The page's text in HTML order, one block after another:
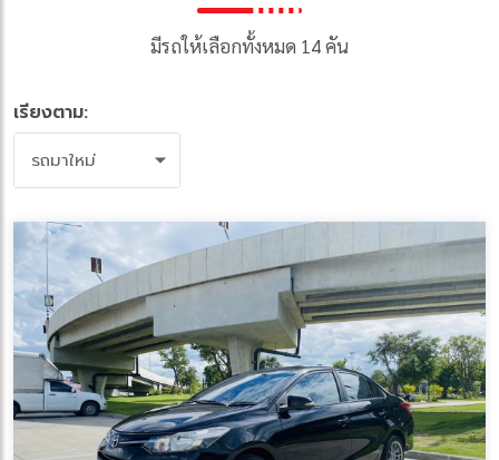
มีรถให้เลือกทั้งหมด 14 คัน
เรียงตาม:
รถมาใหม่